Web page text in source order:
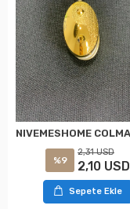
%9
2,31 USD
2,10 USD
Sepete Ekle